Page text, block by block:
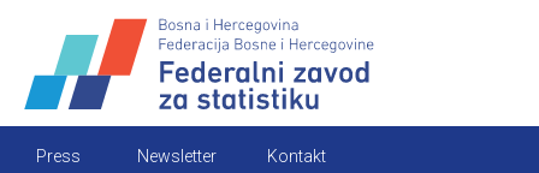
content
Press Newsletter
Kontakt